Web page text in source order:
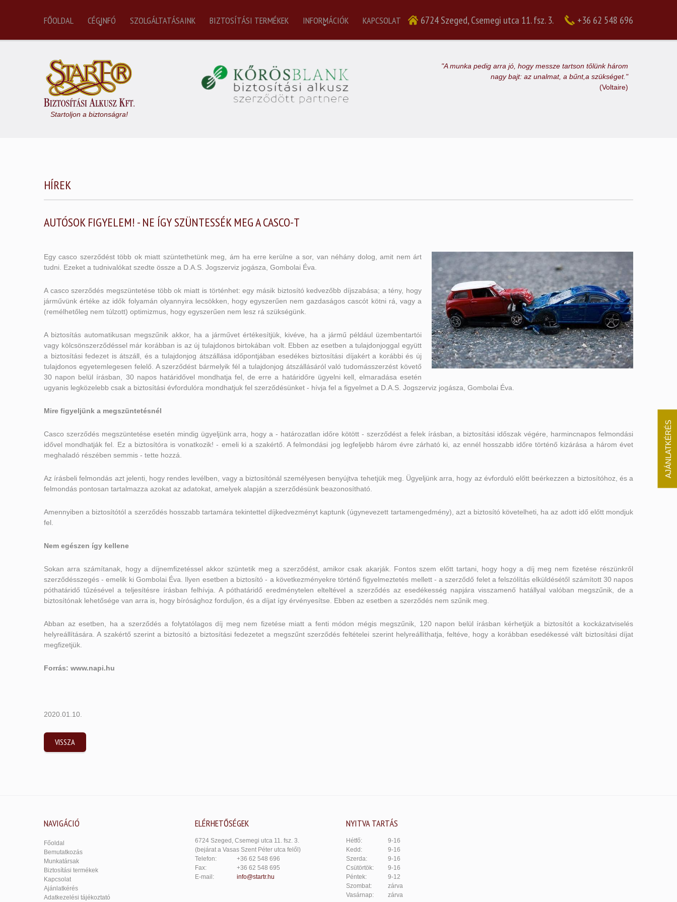
FŐOLDAL CÉGINFÓ SZOLGÁLTATÁSAINK BIZTOSÍTÁSI TERMÉKEK INFORMÁCIÓK KAPCSOLAT 6724 Szeged, Csemegi utca 11. fsz. 3. +36 62 548 696
Startoljon a biztonságra!
"A munka pedig arra jó, hogy messze tartson tőlünk három
nagy bajt: az unalmat, a bűnt,a szükséget."
(Voltaire)
AJÁNLATKÉRÉS
HÍREK
AUTÓSOK FIGYELEM! - NE ÍGY SZÜNTESSÉK MEG A CASCO-T
Egy casco szerződést több ok miatt szüntethetünk meg, ám ha erre kerülne a sor, van néhány dolog, amit nem árt
tudni. Ezeket a tudnivalókat szedte össze a D.A.S. Jogszerviz jogásza, Gombolai Éva.
A casco szerződés megszüntetése több ok miatt is történhet: egy másik biztosító kedvezőbb díjszabása; a tény, hogy
járművünk értéke az idők folyamán olyannyira lecsökken, hogy egyszerűen nem gazdaságos cascót kötni rá, vagy a
(remélhetőleg nem túlzott) optimizmus, hogy egyszerűen nem lesz rá szükségünk.
A biztosítás automatikusan megszűnik akkor, ha a járművet értékesítjük, kivéve, ha a jármű például üzembentartói
vagy kölcsönszerződéssel már korábban is az új tulajdonos birtokában volt. Ebben az esetben a tulajdonjoggal együtt
a biztosítási fedezet is átszáll, és a tulajdonjog átszállása időpontjában esedékes biztosítási díjakért a korábbi és új
tulajdonos egyetemlegesen felelő. A szerződést bármelyik fél a tulajdonjog átszállásáról való tudomásszerzést követő
30 napon belül írásban, 30 napos határidővel mondhatja fel, de erre a határidőre ügyelni kell, elmaradása esetén
ugyanis legközelebb csak a biztosítási évfordulóra mondhatjuk fel szerződésünket - hívja fel a figyelmet a D.A.S. Jogszerviz jogásza, Gombolai Éva.
Mire figyeljünk a megszüntetésnél
Casco szerződés megszüntetése esetén mindig ügyeljünk arra, hogy a - határozatlan időre kötött - szerződést a felek írásban, a biztosítási időszak végére, harmincnapos felmondási
idővel mondhatják fel. Ez a biztosítóra is vonatkozik! - emeli ki a szakértő. A felmondási jog legfeljebb három évre zárható ki, az ennél hosszabb időre történő kizárása a három évet
meghaladó részében semmis - tette hozzá.
Az írásbeli felmondás azt jelenti, hogy rendes levélben, vagy a biztosítónál személyesen benyújtva tehetjük meg. Ügyeljünk arra, hogy az évforduló előtt beérkezzen a biztosítóhoz, és a
felmondás pontosan tartalmazza azokat az adatokat, amelyek alapján a szerződésünk beazonosítható.
Amennyiben a biztosítótól a szerződés hosszabb tartamára tekintettel díjkedvezményt kaptunk (úgynevezett tartamengedmény), azt a biztosító követelheti, ha az adott idő előtt mondjuk
fel.
Nem egészen így kellene
Sokan arra számítanak, hogy a díjnemfizetéssel akkor szüntetik meg a szerződést, amikor csak akarják. Fontos szem előtt tartani, hogy hogy a díj meg nem fizetése részünkről
szerződésszegés - emelik ki Gombolai Éva. Ilyen esetben a biztosító - a következményekre történő figyelmeztetés mellett - a szerződő felet a felszólítás elküldésétől számított 30 napos
póthatáridő tűzésével a teljesítésre írásban felhívja. A póthatáridő eredménytelen elteltével a szerződés az esedékesség napjára visszamenő hatállyal valóban megszűnik, de a
biztosítónak lehetősége van arra is, hogy bírósághoz forduljon, és a díjat így érvényesítse. Ebben az esetben a szerződés nem szűnik meg.
Abban az esetben, ha a szerződés a folytatólagos díj meg nem fizetése miatt a fenti módon mégis megszűnik, 120 napon belül írásban kérhetjük a biztosítót a kockázatviselés
helyreállítására. A szakértő szerint a biztosító a biztosítási fedezetet a megszűnt szerződés feltételei szerint helyreállíthatja, feltéve, hogy a korábban esedékessé vált biztosítási díjat
megfizetjük.
Forrás: www.napi.hu
2020.01.10.
VISSZA
NAVIGÁCIÓ
Főoldal
Bemutatkozás
Munkatársak
Biztosítási termékek
Kapcsolat
Ajánlatkérés
Adatkezelési tájékoztató
ELÉRHETŐSÉGEK
6724 Szeged, Csemegi utca 11. fsz. 3.
(bejárat a Vasas Szent Péter utca felől)
Telefon:
+36 62 548 696
Fax:
+36 62 548 695
E-mail:
info@startr.hu
NYITVA TARTÁS
Hétfő:
9-16
Kedd:
9-16
Szerda:
9-16
Csütörtök:
9-16
Péntek:
9-12
Szombat:
zárva
Vasárnap:
zárva